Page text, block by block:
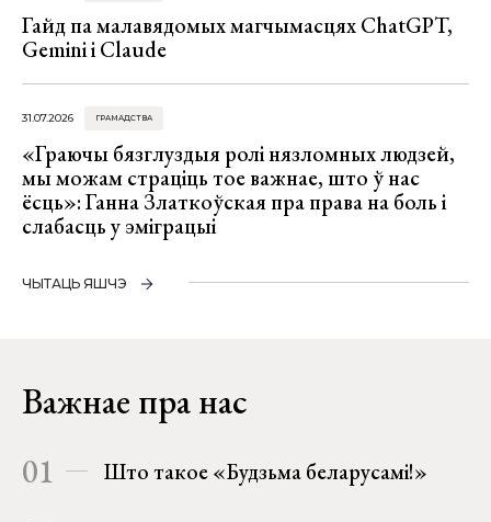
Гайд па малавядомых магчымасцях ChatGPT,
Gemini і Claude
31.07.2026 ГРАМАДСТВА
«Граючы бязглуздыя ролі нязломных людзей,
мы можам страціць тое важнае, што ў нас
ёсць»: Ганна Златкоўская пра права на боль і
слабасць у эміграцыі
ЧЫТАЦЬ ЯШЧЭ
Важнае пра нас
01 Што такое «Будзьма беларусамі!»